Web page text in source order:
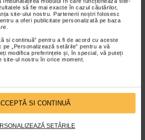
să fie mai exacte în cazul căutărilor,
site-ului nostru. Partenerii noștri folosesc
a oferi publicitate personalizată pe baza
si continuă” pentru a fi de acord cu aceste
„Personalizează setările” pentru a vă
modifica preferințele și, în special, vă puteți
site-ul nostru în orice moment.
SI CONTINUĂ
SETĂRILE